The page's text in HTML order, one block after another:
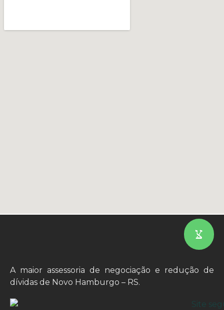
A maior assessoria de negociação e redução de
dívidas de Novo Hamburgo – RS.